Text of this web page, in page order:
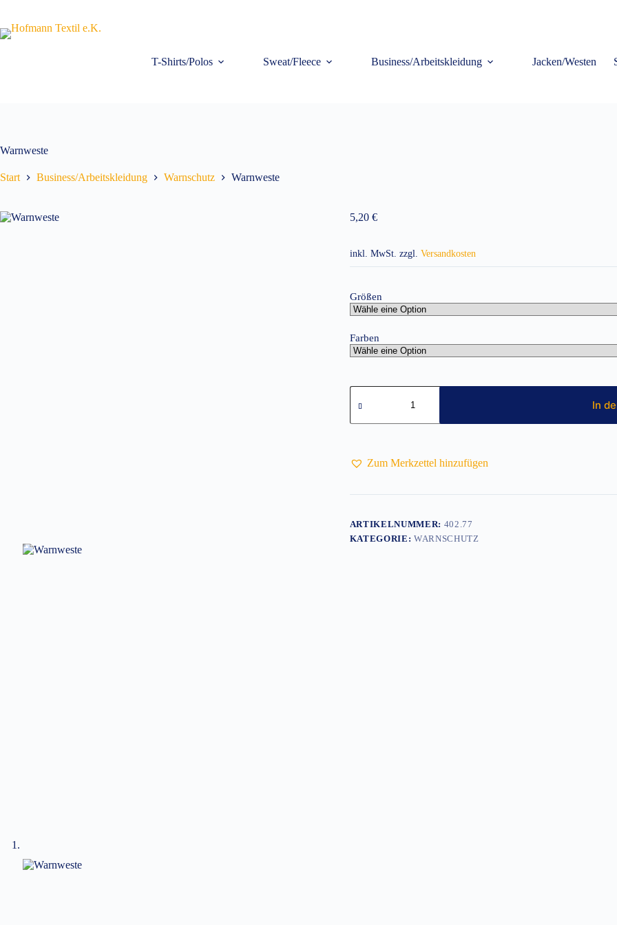
springen
T-Shirts/Polos Sweat/Fleece Business/Arbeitskleidung Jacken/Westen
Warnweste
Start Business/Arbeitskleidung Warnschutz Warnweste
5,20 €
inkl. MwSt. zzgl. Versandkosten
Größen
Farben
Warnweste
Menge
In
Zum Merkzettel hinzufügen
ARTIKELNUMMER: 402.77
KATEGORIE: WARNSCHUTZ